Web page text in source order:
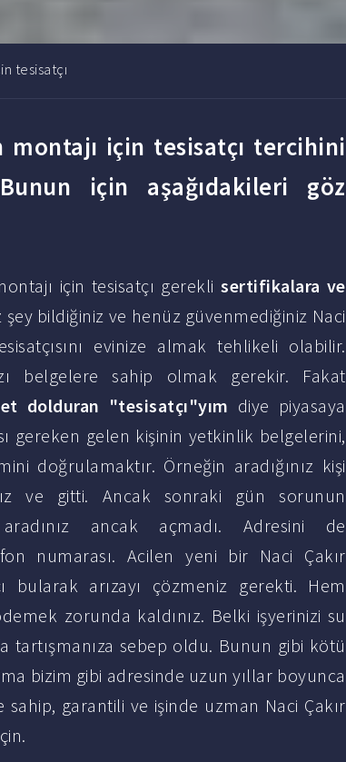
tesisatçı
montajı için tesisatçı tercihini
için aşağıdakileri göz
için tesisatçı gereklisertifikalara ve
şey bildiğiniz ve henüz güvenmediğiniz Naci
evinize almak tehlikeli olabilir.
belgelere sahip olmak gerekir. Fakat
dolduran "tesisatçı"yım diye piyasaya
gereken gelen kişinin yetkinlik belgelerini,
doğrulamaktır. Örneğin aradığınız kişi
ve gitti. Ancak sonraki gün sorunun
ancak açmadı. Adresini de
numarası. Acilen yeni bir Naci Çakır
bularak arızayı çözmeniz gerekti. Hem
zorunda kaldınız. Belki işyerinizi su
tartışmanıza sebep oldu. Bunun gibi kötü
bizim gibi adresinde uzun yıllar boyunca
sahip, garantili ve işinde uzman Naci Çakır